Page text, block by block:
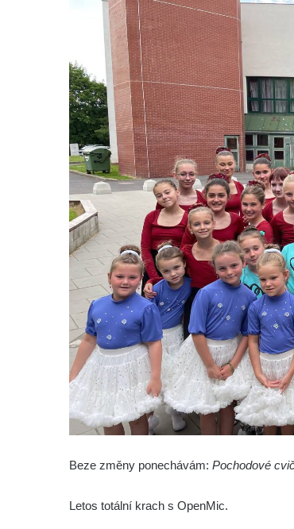
Beze změny ponechávám: Pochodové
Letos totální krach s OpenMic.